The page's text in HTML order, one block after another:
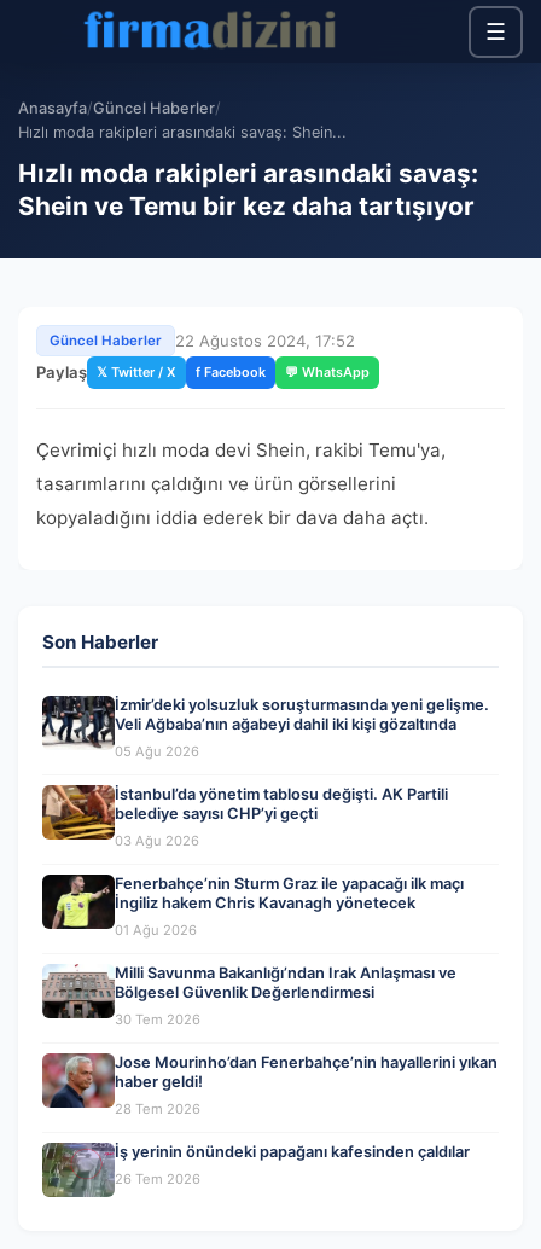
☰
Anasayfa/Güncel Haberler/
Hızlı moda rakipleri arasındaki savaş: Shein...
Hızlı moda rakipleri arasındaki savaş:
Shein ve Temu bir kez daha tartışıyor
Güncel Haberler
22 Ağustos 2024, 17:52
Paylaş 𝕏 Twitter / X f Facebook 💬 WhatsApp
Çevrimiçi hızlı moda devi Shein, rakibi Temu'ya,
tasarımlarını çaldığını ve ürün görsellerini
kopyaladığını iddia ederek bir dava daha açtı.
Son Haberler
İzmir’deki yolsuzluk soruşturmasında yeni gelişme.
Veli Ağbaba’nın ağabeyi dahil iki kişi gözaltında
05 Ağu 2026
İstanbul’da yönetim tablosu değişti. AK Partili
belediye sayısı CHP’yi geçti
03 Ağu 2026
Fenerbahçe’nin Sturm Graz ile yapacağı ilk maçı
İngiliz hakem Chris Kavanagh yönetecek
01 Ağu 2026
Milli Savunma Bakanlığı’ndan Irak Anlaşması ve
Bölgesel Güvenlik Değerlendirmesi
30 Tem 2026
Jose Mourinho’dan Fenerbahçe’nin hayallerini yıkan
haber geldi!
28 Tem 2026
İş yerinin önündeki papağanı kafesinden çaldılar
26 Tem 2026